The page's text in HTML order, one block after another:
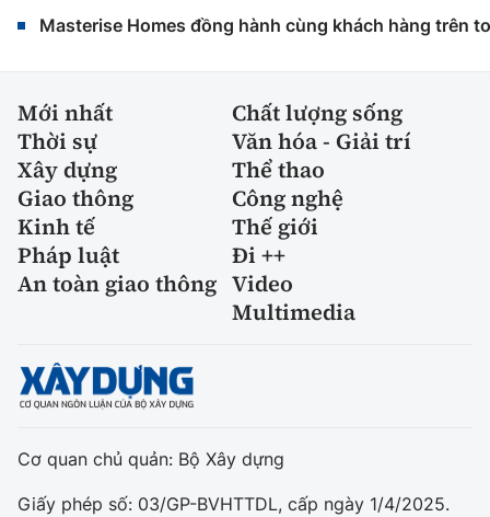
Masterise Homes đồng hành cùng khách hàng trên
Mới nhất
Chất lượng sống
Thời sự
Văn hóa - Giải trí
Xây dựng
Thể thao
Giao thông
Công nghệ
Kinh tế
Thế giới
Pháp luật
Đi ++
An toàn giao thông Video
Multimedia
Cơ quan chủ quản: Bộ Xây dựng
Giấy phép số: 03/GP-BVHTTDL, cấp ngày 1/4/2025.